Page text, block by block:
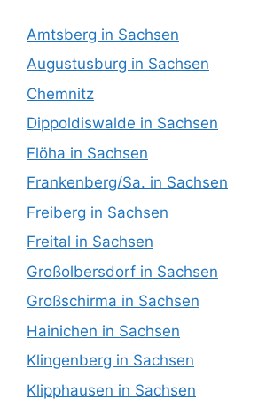
Amtsberg in Sachsen
Augustusburg in Sachsen
Chemnitz
Dippoldiswalde in Sachsen
Flöha in Sachsen
Frankenberg/Sa. in Sachsen
Freiberg in Sachsen
Freital in Sachsen
Großolbersdorf in Sachsen
Großschirma in Sachsen
Hainichen in Sachsen
Klingenberg in Sachsen
Klipphausen in Sachsen